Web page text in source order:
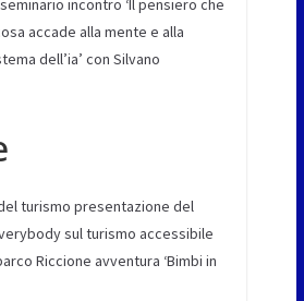
incontro ‘Il pensiero che
accade alla mente e alla
dell’ia’ con Silvano
turismo presentazione del
sul turismo accessibile
Riccione avventura ‘Bimbi in